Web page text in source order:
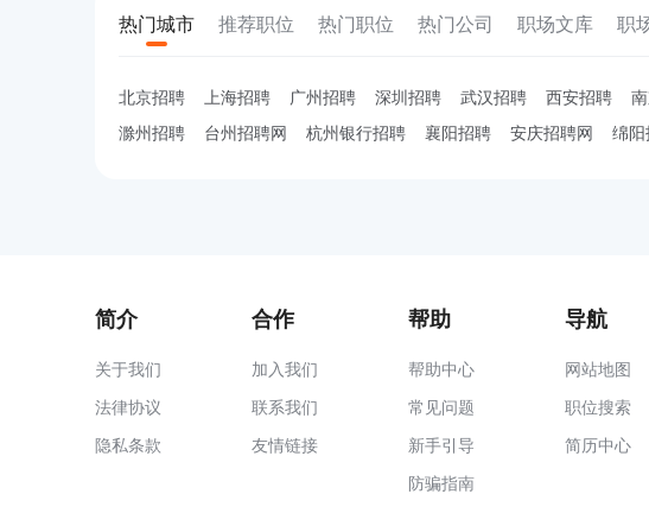
热门城市 推荐职位 热门职位 热门公司 职场文库 职
北京招聘 上海招聘 广州招聘 深圳招聘 武汉招聘 西安招聘
滁州招聘
台州招聘网 杭州银行招聘 襄阳招聘 安庆招聘网 绵阳
简介
关于我们
法律协议
隐私条款
合作
加入我们
联系我们
友情链接
帮助
帮助中心
常见问题
新手引导
防骗指南
导航
网站地图
职位搜索
简历中心